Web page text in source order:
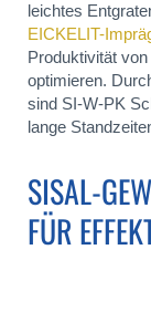
leichtes
EICKELIT-
Produktivität
optimieren.
sind SI-W-PK
lange
SISAL-
FÜR